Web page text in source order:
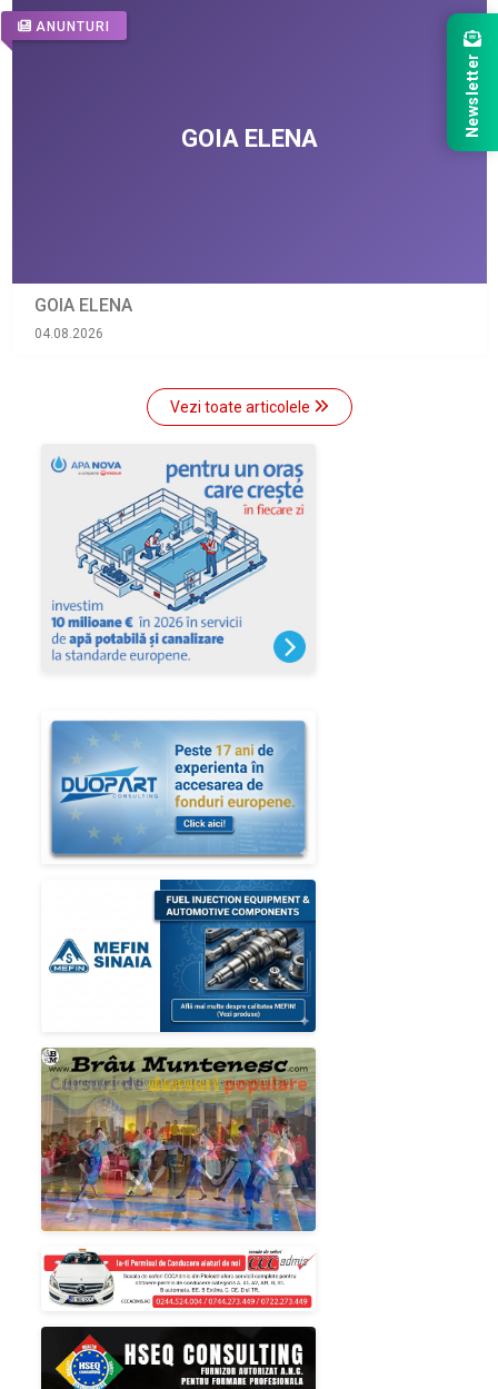
ANUNTURI
GOIA ELENA
04.08.2026
Vezi toate articolele
Newsletter